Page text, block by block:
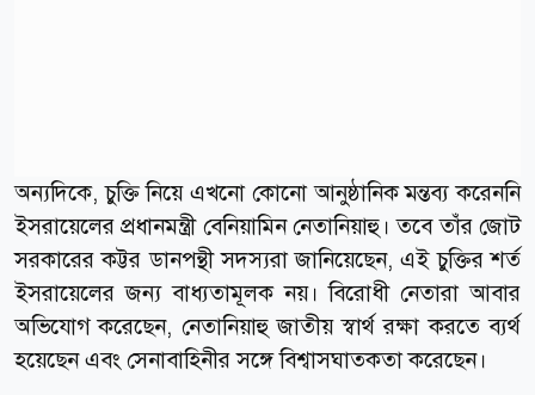
অন্যদিকে, চুক্তি নিয়ে এখনো কোনো আনুষ্ঠানিক মন্তব্য করেননি
ইসরায়েলের প্রধানমন্ত্রী বেনিয়ামিন নেতানিয়াহু। তবে তাঁর জোট
সরকারের কট্টর ডানপন্থী সদস্যরা জানিয়েছেন, এই চুক্তির শর্ত
ইসরায়েলের জন্য বাধ্যতামূলক নয়। বিরোধী নেতারা আবার
অভিযোগ করেছেন, নেতানিয়াহু জাতীয় স্বার্থ রক্ষা করতে ব্যর্থ
হয়েছেন এবং সেনাবাহিনীর সঙ্গে বিশ্বাসঘাতকতা করেছেন।